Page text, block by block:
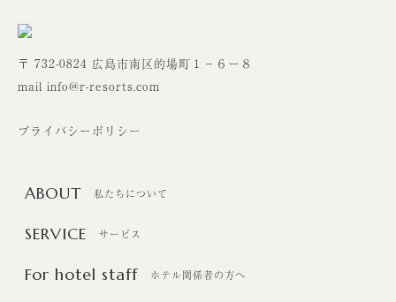
〒 732-0824 広島市南区的場町１－６ー８
mail info@r-resorts.com
プライバシーポリシー
ABOUT 私たちについて
SERVICE サービス
For hotel staff ホテル関係者の方へ